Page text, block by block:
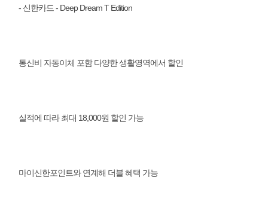
- 신한카드 - Deep Dream T Edition
통신비 자동이체 포함 다양한 생활영역에서 할인
실적에 따라 최대 18,000원 할인 가능
마이신한포인트와 연계해 더블 혜택 가능